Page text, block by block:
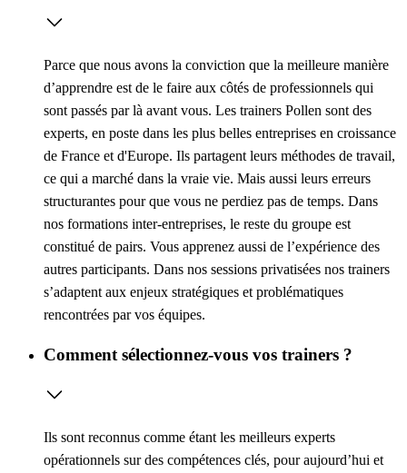
Parce que nous avons la conviction que la meilleure manière
d’apprendre est de le faire aux côtés de professionnels qui
sont passés par là avant vous. Les trainers Pollen sont des
experts, en poste dans les plus belles entreprises en croissance
de France et d'Europe. Ils partagent leurs méthodes de travail,
ce qui a marché dans la vraie vie. Mais aussi leurs erreurs
structurantes pour que vous ne perdiez pas de temps. Dans
nos formations inter-entreprises, le reste du groupe est
constitué de pairs. Vous apprenez aussi de l’expérience des
autres participants. Dans nos sessions privatisées nos trainers
s’adaptent aux enjeux stratégiques et problématiques
rencontrées par vos équipes.
Comment sélectionnez-vous vos trainers ?
Ils sont reconnus comme étant les meilleurs experts
opérationnels sur des compétences clés, pour aujourd’hui et